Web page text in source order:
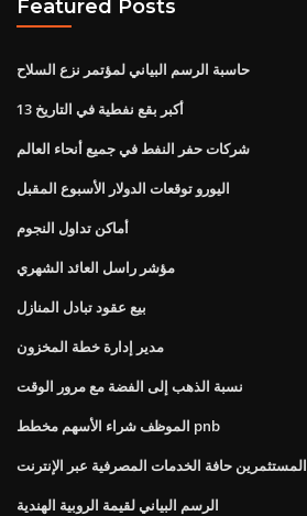
Featured Posts
حاسبة الرسم البياني لمؤتمر نزع السلاح
13 أكبر بقع نفطية في التاريخ
شركات حفر النفط في جميع أنحاء العالم
اليورو توقعات الدولار الأسبوع المقبل
أماكن تداول النجوم
مؤشر راسل العائد الشهري
بيع عقود تبادل المنازل
مدير إدارة خطة المخزون
نسبة الذهب إلى الفضة مع مرور الوقت
الموظف شراء الأسهم مخطط pnb
المستثمرين حافة الخدمات المصرفية عبر الإنترنت
الرسم البياني لقيمة الروبية الهندية